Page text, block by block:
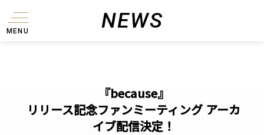
NEWS
MENU
『because』
リリース記念ファンミーティング アーカ
イブ配信決定！